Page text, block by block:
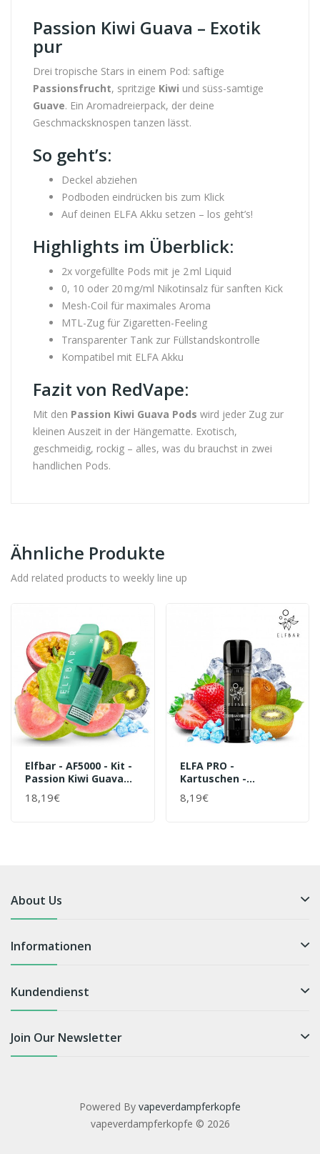
Passion Kiwi Guava – Exotik
pur
Drei tropische Stars in einem Pod: saftige
Passionsfrucht, spritzige Kiwi und süss-samtige
Guave. Ein Aromadreierpack, der deine
Geschmacksknospen tanzen lässt.
So geht’s:
Deckel abziehen
Podboden eindrücken bis zum Klick
Auf deinen ELFA Akku setzen – los geht’s!
Highlights im Überblick:
2x vorgefüllte Pods mit je 2 ml Liquid
0, 10 oder 20 mg/ml Nikotinsalz für sanften Kick
Mesh-Coil für maximales Aroma
MTL-Zug für Zigaretten-Feeling
Transparenter Tank zur Füllstandskontrolle
Kompatibel mit ELFA Akku
Fazit von RedVape:
Mit den Passion Kiwi Guava Pods wird jeder Zug zur
kleinen Auszeit in der Hängematte. Exotisch,
geschmeidig, rockig – alles, was du brauchst in zwei
handlichen Pods.
Ähnliche Produkte
Add related products to weekly line up
Elfbar - AF5000 - Kit -
Passion Kiwi Guava
Nachfüllbehälter/Liquid)
18,19€
ELFA PRO -
Kartuschen -
Bar - (2 Stck.)
8,19€
About Us
Informationen
Kundendienst
Join Our Newsletter
Powered By vapeverdampferkopfe
vapeverdampferkopfe © 2026